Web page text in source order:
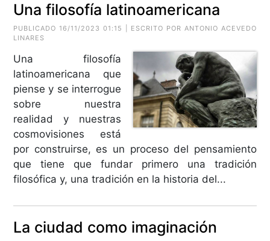
Una filosofía latinoamericana
PUBLICADO 16/11/2023 01:15 | ESCRITO POR ANTONIO ACEVEDO
LINARES
Una filosofía
latinoamericana que
piense y se interrogue
sobre nuestra
realidad y nuestras
cosmovisiones está
por construirse, es un proceso del pensamiento
que tiene que fundar primero una tradición
filosófica y, una tradición en la historia del...
La ciudad como imaginación